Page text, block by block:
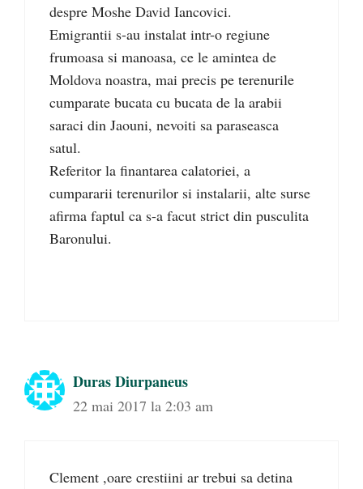
despre Moshe David Iancovici.
Emigrantii s-au instalat intr-o regiune
frumoasa si manoasa, ce le amintea de
Moldova noastra, mai precis pe terenurile
cumparate bucata cu bucata de la arabii
saraci din Jaouni, nevoiti sa paraseasca
satul.
Referitor la finantarea calatoriei, a
cumpararii terenurilor si instalarii, alte surse
afirma faptul ca s-a facut strict din pusculita
Baronului.
Duras Diurpaneus
22 mai 2017 la 2:03 am
Clement ,oare crestiini ar trebui sa detina